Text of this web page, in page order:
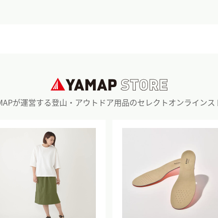
が運営する登山・アウトドア用品のセレクトオンラインス